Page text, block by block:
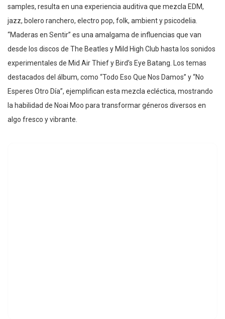
samples, resulta en una experiencia auditiva que mezcla EDM,
jazz, bolero ranchero, electro pop, folk, ambient y psicodelia.
“Maderas en Sentir” es una amalgama de influencias que van
desde los discos de The Beatles y Mild High Club hasta los sonidos
experimentales de Mid Air Thief y Bird’s Eye Batang. Los temas
destacados del álbum, como “Todo Eso Que Nos Damos” y “No
Esperes Otro Día”, ejemplifican esta mezcla ecléctica, mostrando
la habilidad de Noai Moo para transformar géneros diversos en
algo fresco y vibrante.